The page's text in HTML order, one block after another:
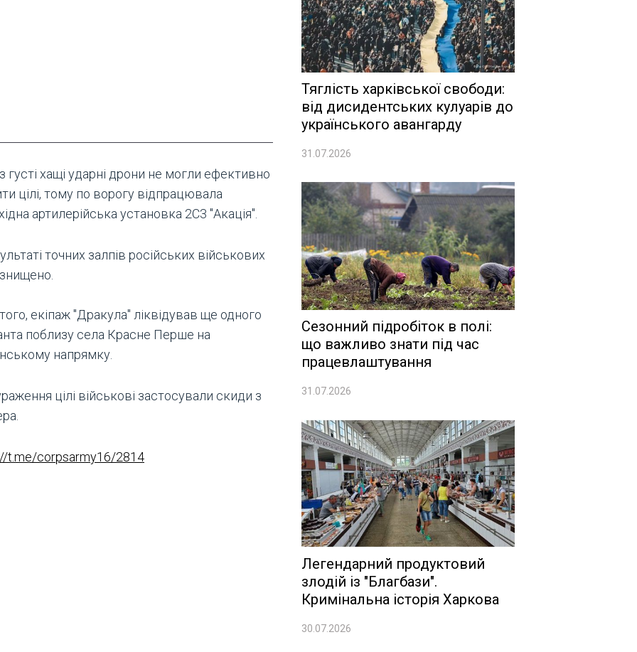
густі хащі ударні дрони не могли ефективно
цілі, тому по ворогу відпрацювала
артилерійська установка 2С3 "Акація".
точних залпів російських військових
екіпаж "Дракула" ліквідував ще одного
поблизу села Красне Перше на
напрямку.
цілі військові застосували скиди з
t.me/corpsarmy16/2814
Тяглість харківської свободи:
від дисидентських кулуарів до
українського авангарду
31.07.2026
Сезонний підробіток в полі:
що важливо знати під час
працевлаштування
31.07.2026
Легендарний продуктовий
злодій із "Благбази".
Кримінальна історія Харкова
30.07.2026